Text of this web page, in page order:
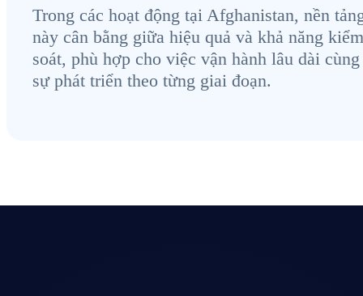
Trong các hoạt động tại Afghanistan, nền
này cân bằng giữa hiệu quả và khả năng kiểm
soát, phù hợp cho việc vận hành lâu dài
sự phát triển theo từng giai đoạn.